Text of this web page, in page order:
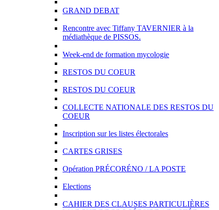
GRAND DEBAT
Rencontre avec Tiffany TAVERNIER à la
médiathèque de PISSOS.
Week-end de formation mycologie
RESTOS DU COEUR
RESTOS DU COEUR
COLLECTE NATIONALE DES RESTOS DU
COEUR
Inscription sur les listes électorales
CARTES GRISES
Opération PRÉCORÉNO / LA POSTE
Elections
CAHIER DES CLAUSES PARTICULIÈRES